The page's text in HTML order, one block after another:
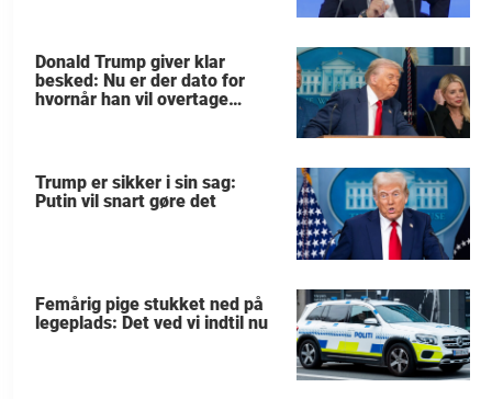
Donald Trump giver klar
besked: Nu er der dato for
hvornår han vil overtage
Trump er sikker i sin sag:
Putin vil snart gøre det
Femårig pige stukket ned på
legeplads: Det ved vi indtil nu